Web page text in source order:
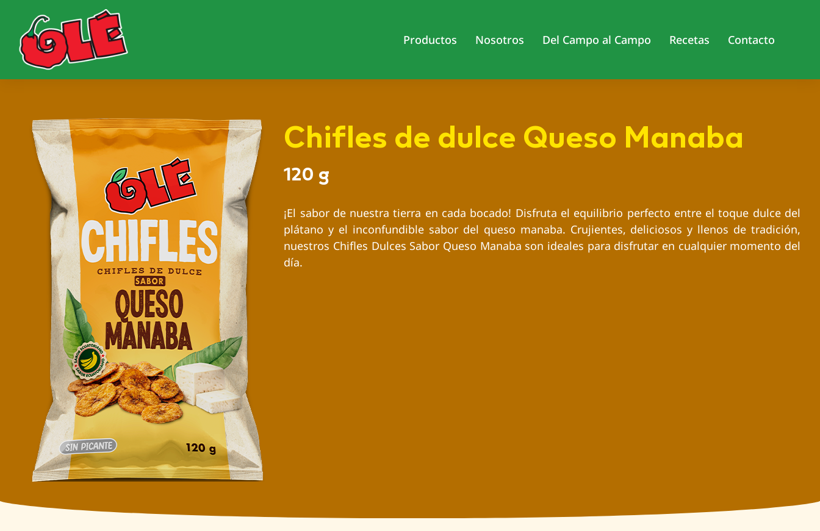
Productos Nosotros Del Campo al Campo Recetas Contacto
Chifles de dulce Queso Manaba
120 g
¡El sabor de nuestra tierra en cada bocado! Disfruta el equilibrio perfecto entre el toque dulce del
plátano y el inconfundible sabor del queso manaba. Crujientes, deliciosos y llenos de tradición,
nuestros Chifles Dulces Sabor Queso Manaba son ideales para disfrutar en cualquier momento del
día.